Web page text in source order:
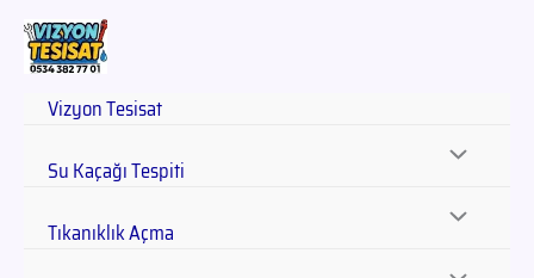
Vizyon Tesisat
Su Kaçağı Tespiti
Tıkanıklık Açma